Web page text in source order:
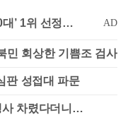
회상한 기쁨조 검사
판 성접대 파문
사 차렸다더니…